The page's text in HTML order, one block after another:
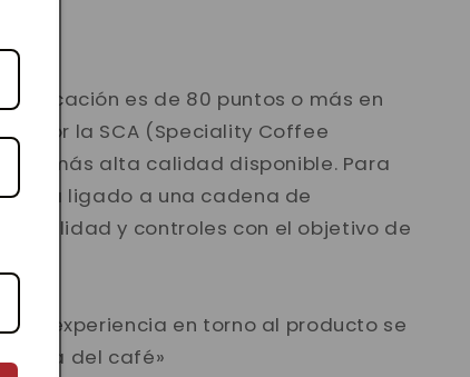
es de 80 puntos o más en
por la SCA (Speciality Coffee
café más alta calidad disponible. Para
está ligado a una cadena de
calidad y controles con el objetivo de
la experiencia en torno al producto se
ola del café»